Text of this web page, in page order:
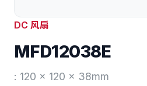
DC 风扇
MFD12038E
: 120 x 120 x 38mm